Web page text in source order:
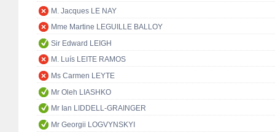
M. Jacques LE NAY
Mme Martine LEGUILLE BALLOY
Sir Edward LEIGH
M. Luís LEITE RAMOS
Ms Carmen LEYTE
Mr Oleh LIASHKO
Mr Ian LIDDELL-GRAINGER
Mr Georgii LOGVYNSKYI